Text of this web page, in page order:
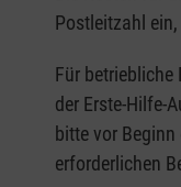
Postleitzahl
Für betriebliche
der Erste-Hilfe-
bitte vor
erforderlichen